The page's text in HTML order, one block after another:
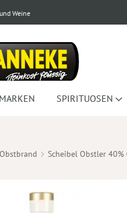
Weine
MARKEN SPIRITUOSEN
Obstbrand Scheibel Obstler 40%